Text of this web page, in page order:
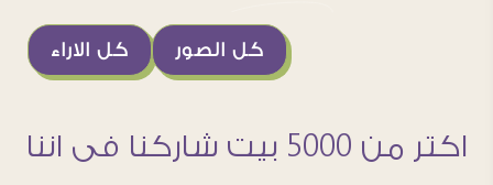
كل الاراء كل الصور
اكتر من 5000 بيت شاركنا فى اننا